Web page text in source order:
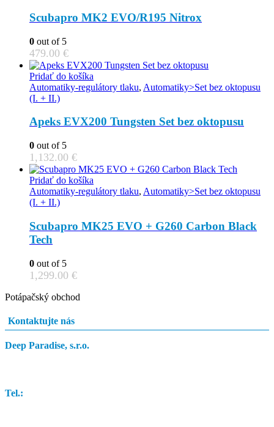
Scubapro MK2 EVO/R195 Nitrox
0 out of 5
479.00 €
Pridať do košíka
Automatiky-regulátory tlaku, Automatiky>Set bez oktopusu
(I. + II.)
Apeks EVX200 Tungsten Set bez oktopusu
0 out of 5
1,132.00 €
Pridať do košíka
Automatiky-regulátory tlaku, Automatiky>Set bez oktopusu
(I. + II.)
Scubapro MK25 EVO + G260 Carbon Black
Tech
0 out of 5
1,299.00 €
Potápačský obchod
Kontaktujte nás
Deep Paradise, s.r.o.
Tel.: